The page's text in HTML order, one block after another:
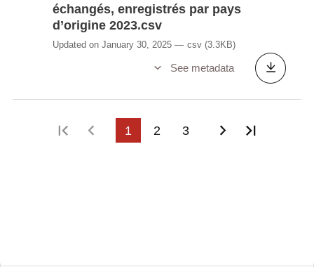
échangés, enregistrés par pays
d’origine 2023.csv
Updated on January 30, 2025 csv (3.3KB)
See metadata
First pagePrevious page
1 2 3 Next page